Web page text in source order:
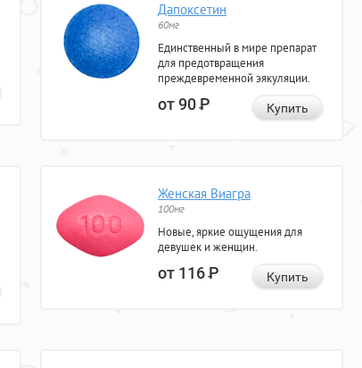
Дапоксетин
60мг
Единственный в мире препарат
для предотвращения
преждевременной эякуляции.
от 90Р Купить
Женская Виагра
100мг
Новые, яркие ощущения для
девушек и женщин.
от 116Р Купить